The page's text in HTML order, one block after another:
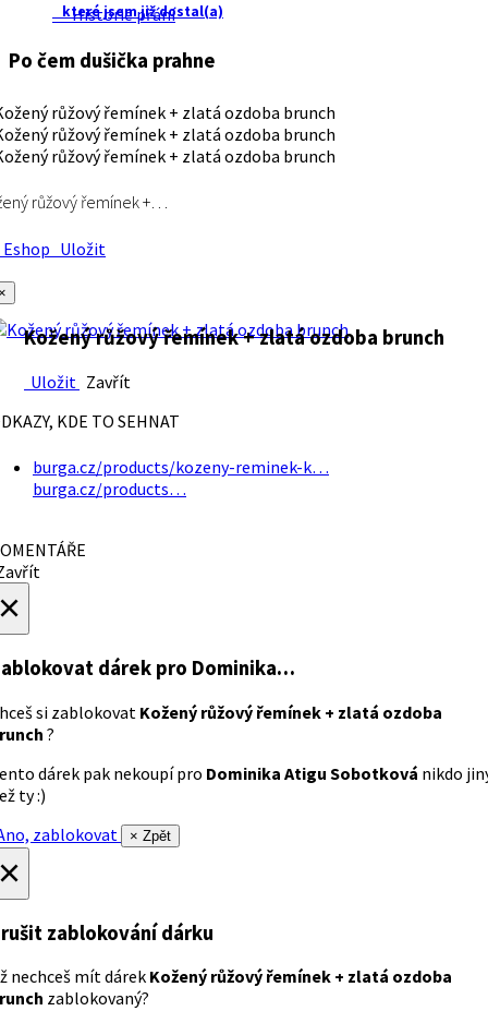
které jsem již dostal(a)
Historie přání
Po čem dušička prahne
růžový řemínek +…
Uložit
Kožený růžový řemínek + zlatá ozdoba brunch
Uložit Zavřít
KDE TO SEHNAT
burga.cz/products/kozeny-reminek-k…
burga.cz/products…
dárek pro Dominika…
si zablokovat Kožený růžový řemínek + zlatá ozdoba
?
dárek pak nekoupí pro Dominika Atigu Sobotková nikdo
ty :)
zablokovat
× Zpět
zablokování dárku
nechceš mít dárek Kožený růžový řemínek + zlatá ozdoba
zablokovaný?